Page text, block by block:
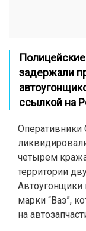
задержали
ссылкой на
четырем
территории
марки “Ваз”,
на